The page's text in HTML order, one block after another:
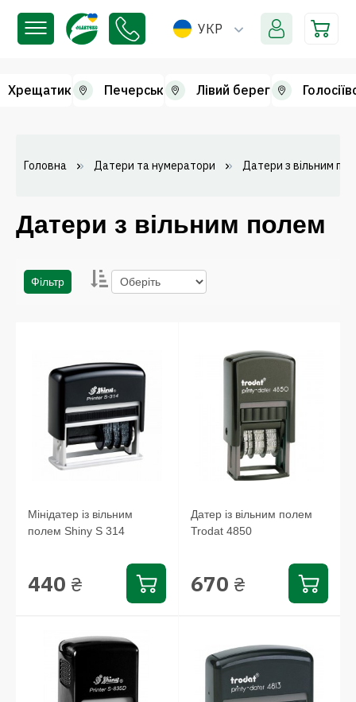
УКР
Хрещатик Печерськ Лівий берег
Головна Датери та нумератори Датери з вільним
Датери з вільним полем
Фільтр
Мінідатер із вільним
полем Shiny S 314
440 ₴
Датер із вільним полем
Trodat 4850
670 ₴